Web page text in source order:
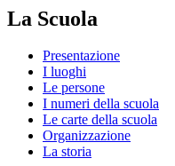
La Scuola
Presentazione
I luoghi
Le persone
I numeri della scuola
Le carte della scuola
Organizzazione
La storia